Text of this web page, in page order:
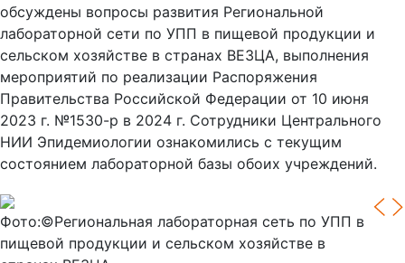
обсуждены вопросы развития Региональной
лабораторной сети по УПП в пищевой продукции и
сельском хозяйстве в странах ВЕЗЦА, выполнения
мероприятий по реализации Распоряжения
Правительства Российской Федерации от 10 июня
2023 г. №1530-р в 2024 г. Сотрудники Центрального
НИИ Эпидемиологии ознакомились с текущим
состоянием лабораторной базы обоих учреждений.
Фото:©Региональная лабораторная сеть по УПП в
пищевой продукции и сельском хозяйстве в